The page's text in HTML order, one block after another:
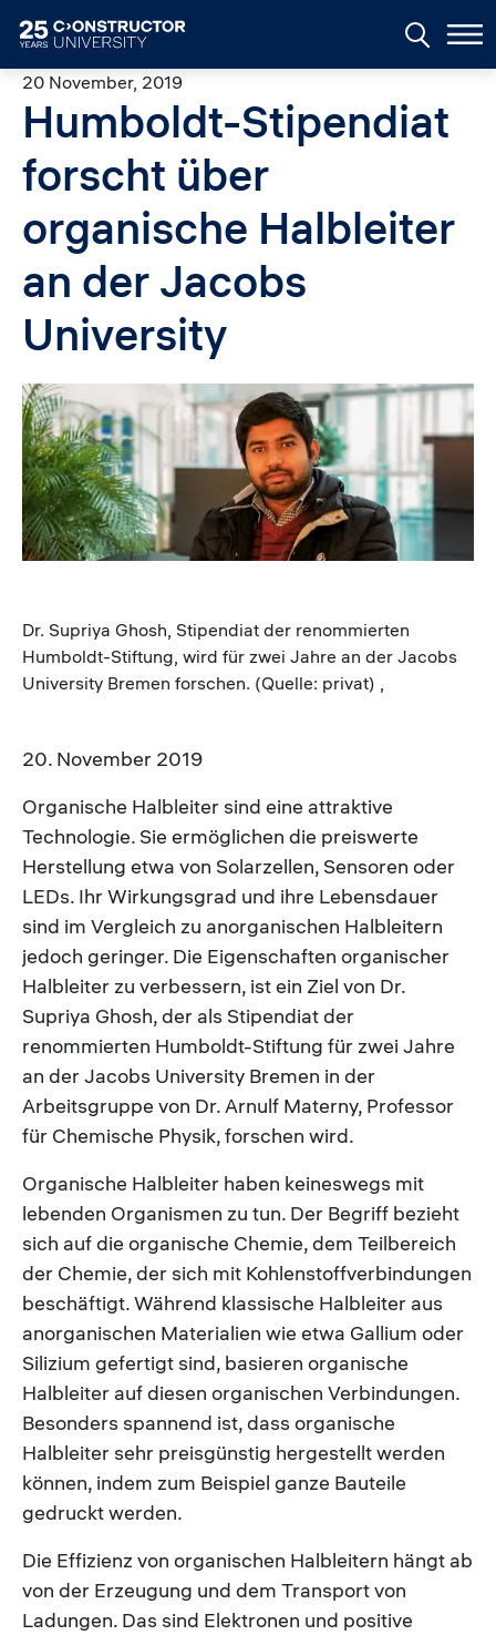
20 November, 2019
Humboldt-Stipendiat
forscht über
organische Halbleiter
an der Jacobs
University
Image
Dr. Supriya Ghosh, Stipendiat der renommierten
Humboldt-Stiftung, wird für zwei Jahre an der Jacobs
University Bremen forschen. (Quelle: privat) ,
20. November 2019
Organische Halbleiter sind eine attraktive
Technologie. Sie ermöglichen die preiswerte
Herstellung etwa von Solarzellen, Sensoren oder
LEDs. Ihr Wirkungsgrad und ihre Lebensdauer
sind im Vergleich zu anorganischen Halbleitern
jedoch geringer. Die Eigenschaften organischer
Halbleiter zu verbessern, ist ein Ziel von Dr.
Supriya Ghosh, der als Stipendiat der
renommierten Humboldt-Stiftung für zwei Jahre
an der Jacobs University Bremen in der
Arbeitsgruppe von Dr. Arnulf Materny, Professor
für Chemische Physik, forschen wird.
Organische Halbleiter haben keineswegs mit
lebenden Organismen zu tun. Der Begriff bezieht
sich auf die organische Chemie, dem Teilbereich
der Chemie, der sich mit Kohlenstoffverbindungen
beschäftigt. Während klassische Halbleiter aus
anorganischen Materialien wie etwa Gallium oder
Silizium gefertigt sind, basieren organische
Halbleiter auf diesen organischen Verbindungen.
Besonders spannend ist, dass organische
Halbleiter sehr preisgünstig hergestellt werden
können, indem zum Beispiel ganze Bauteile
gedruckt werden.
Die Effizienz von organischen Halbleitern hängt ab
von der Erzeugung und dem Transport von
Ladungen. Das sind Elektronen und positive